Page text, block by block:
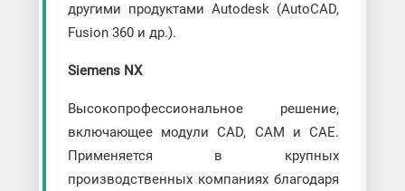
другими продуктами Autodesk (AutoCAD,
Fusion 360 и др.).
Siemens NX
Высокопрофессиональное решение,
включающее модули CAD, CAM и CAE.
Применяется в крупных
производственных компаниях благодаря